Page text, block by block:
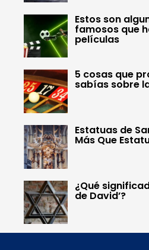
Estos son
famosos que
películas
5 cosas que
sabías sobre
Estatuas de
Más Que
¿Qué
de David’?